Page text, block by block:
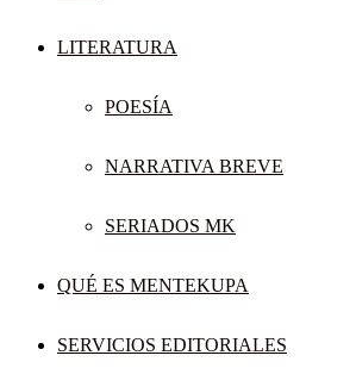
LITERATURA
POESÍA
NARRATIVA BREVE
SERIADOS MK
QUÉ ES MENTEKUPA
SERVICIOS EDITORIALES